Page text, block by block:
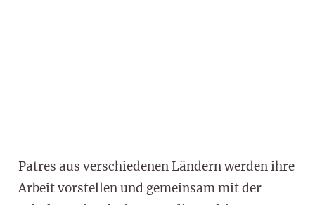
Patres aus verschiedenen Ländern werden ihre
Arbeit vorstellen und gemeinsam mit der